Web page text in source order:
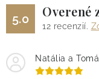
5.0 Overené
12 recenzií.
Natália a